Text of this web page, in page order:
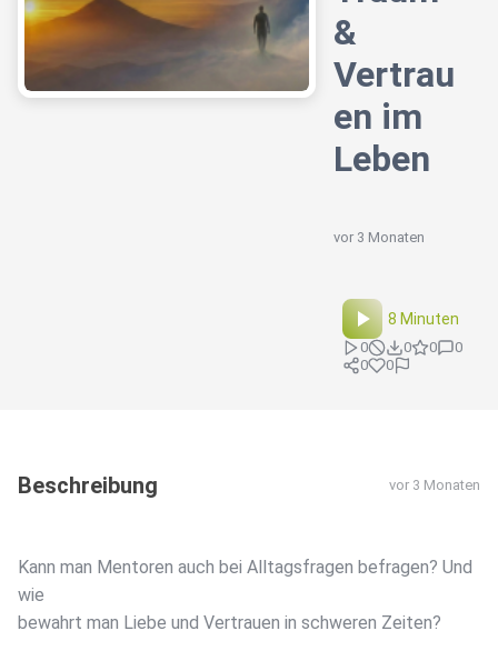
&
Vertrau
en im
Leben
vor 3 Monaten
8 Minuten
0 0 0
0
0
0
Beschreibung vor 3 Monaten
Kann man Mentoren auch bei Alltagsfragen befragen? Und
wie
bewahrt man Liebe und Vertrauen in schweren Zeiten?